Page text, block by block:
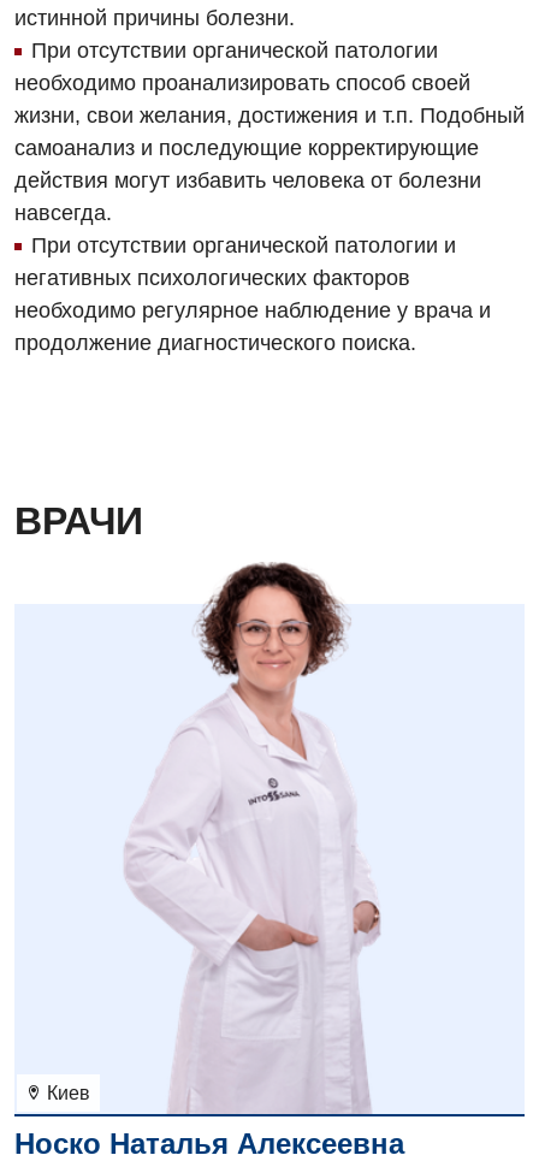
истинной причины болезни.
При отсутствии органической патологии
необходимо проанализировать способ своей
жизни, свои желания, достижения и т.п. Подобный
самоанализ и последующие корректирующие
действия могут избавить человека от болезни
навсегда.
При отсутствии органической патологии и
негативных психологических факторов
необходимо регулярное наблюдение у врача и
продолжение диагностического поиска.
ВРАЧИ
Киев
Носко Наталья Алексеевна